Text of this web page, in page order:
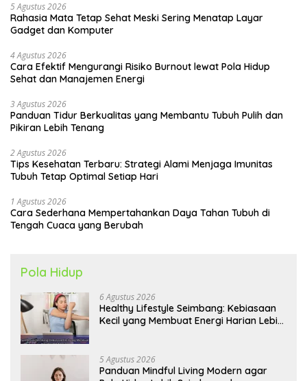
5 Agustus 2026
Rahasia Mata Tetap Sehat Meski Sering Menatap Layar
Gadget dan Komputer
4 Agustus 2026
Cara Efektif Mengurangi Risiko Burnout lewat Pola Hidup
Sehat dan Manajemen Energi
3 Agustus 2026
Panduan Tidur Berkualitas yang Membantu Tubuh Pulih dan
Pikiran Lebih Tenang
2 Agustus 2026
Tips Kesehatan Terbaru: Strategi Alami Menjaga Imunitas
Tubuh Tetap Optimal Setiap Hari
1 Agustus 2026
Cara Sederhana Mempertahankan Daya Tahan Tubuh di
Tengah Cuaca yang Berubah
Pola Hidup
6 Agustus 2026
Healthy Lifestyle Seimbang: Kebiasaan
Kecil yang Membuat Energi Harian Lebih
5 Agustus 2026
Panduan Mindful Living Modern agar